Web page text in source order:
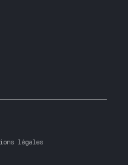
légales